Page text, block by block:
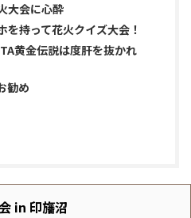
大会に心酔
を持って花火クイズ大会！
黄金伝説は度肝を抜かれ
勧め
in 印旛沼